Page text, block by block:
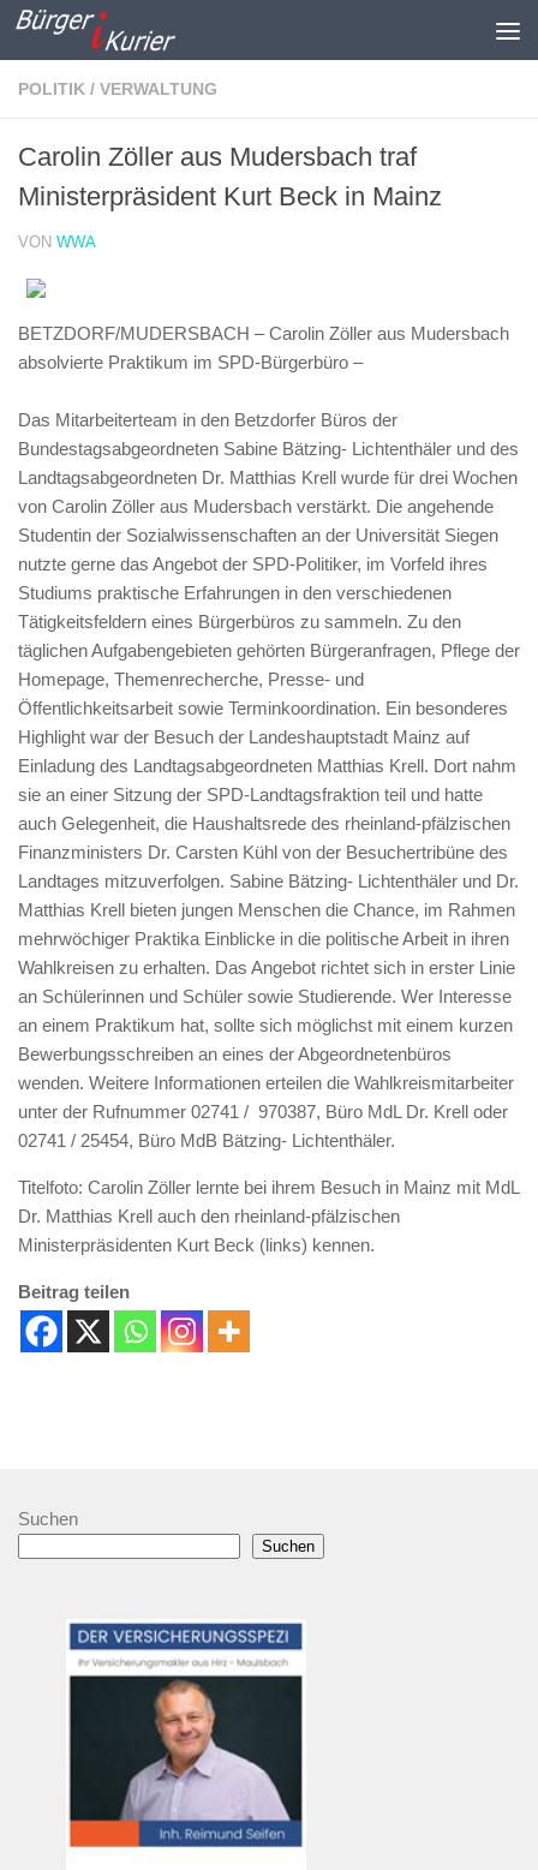
Zum Inhalt springen
POLITIK / VERWALTUNG
Carolin Zöller aus Mudersbach traf
Ministerpräsident Kurt Beck in Mainz
VON WWA
BETZDORF/MUDERSBACH – Carolin Zöller aus Mudersbach
absolvierte Praktikum im SPD-Bürgerbüro –
Das Mitarbeiterteam in den Betzdorfer Büros der
Bundestagsabgeordneten Sabine Bätzing- Lichtenthäler und des
Landtagsabgeordneten Dr. Matthias Krell wurde für drei Wochen
von Carolin Zöller aus Mudersbach verstärkt. Die angehende
Studentin der Sozialwissenschaften an der Universität Siegen
nutzte gerne das Angebot der SPD-Politiker, im Vorfeld ihres
Studiums praktische Erfahrungen in den verschiedenen
Tätigkeitsfeldern eines Bürgerbüros zu sammeln. Zu den
täglichen Aufgabengebieten gehörten Bürgeranfragen, Pflege der
Homepage, Themenrecherche, Presse- und
Öffentlichkeitsarbeit sowie Terminkoordination. Ein besonderes
Highlight war der Besuch der Landeshauptstadt Mainz auf
Einladung des Landtagsabgeordneten Matthias Krell. Dort nahm
sie an einer Sitzung der SPD-Landtagsfraktion teil und hatte
auch Gelegenheit, die Haushaltsrede des rheinland-pfälzischen
Finanzministers Dr. Carsten Kühl von der Besuchertribüne des
Landtages mitzuverfolgen. Sabine Bätzing- Lichtenthäler und Dr.
Matthias Krell bieten jungen Menschen die Chance, im Rahmen
mehrwöchiger Praktika Einblicke in die politische Arbeit in ihren
Wahlkreisen zu erhalten. Das Angebot richtet sich in erster Linie
an Schülerinnen und Schüler sowie Studierende. Wer Interesse
an einem Praktikum hat, sollte sich möglichst mit einem kurzen
Bewerbungsschreiben an eines der Abgeordnetenbüros
wenden. Weitere Informationen erteilen die Wahlkreismitarbeiter
unter der Rufnummer 02741 / 970387, Büro MdL Dr. Krell oder
02741 / 25454, Büro MdB Bätzing- Lichtenthäler.
Titelfoto: Carolin Zöller lernte bei ihrem Besuch in Mainz mit MdL
Dr. Matthias Krell auch den rheinland-pfälzischen
Ministerpräsidenten Kurt Beck (links) kennen.
Beitrag teilen
Suchen
Suchen